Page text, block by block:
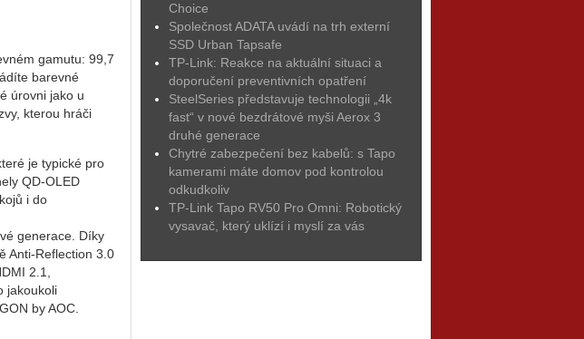
Choice
Společnost ADATA uvádí na trh externí
SSD Urban Tapsafe
TP-Link: Reakce na aktuální situaci a
doporučení preventivních opatření
SteelSeries představuje technologii „4k
fast“ v nové bezdrátové myši Aerox 3
druhé generace
Chytré zabezpečení bez kabelů: s Tapo
kamerami máte domov pod kontrolou
odkudkoliv
TP-Link Tapo RV50 Pro Omni: Robotický
vysavač, který uklízí i myslí za vás
gamutu: 99,7
barevné
úrovni jako u
kterou hráči
je typické pro
QD-OLED
i do
generace. Díky
Anti-Reflection 3.0
2.1,
jakoukoli
by AOC.